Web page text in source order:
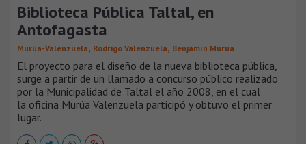
Biblioteca Pública Taltal, en
Antofagasta
Murúa-Valenzuela, Rodrigo Valenzuela, Benjamín Murúa
El proyecto para el diseño de la nueva biblioteca pública,
surge a partir de un llamado a concurso público realizado
por la Municipalidad de Taltal el año 2008, en el cual
la oficina Murúa Valenzuela participó y obtuvo el primer
lugar.